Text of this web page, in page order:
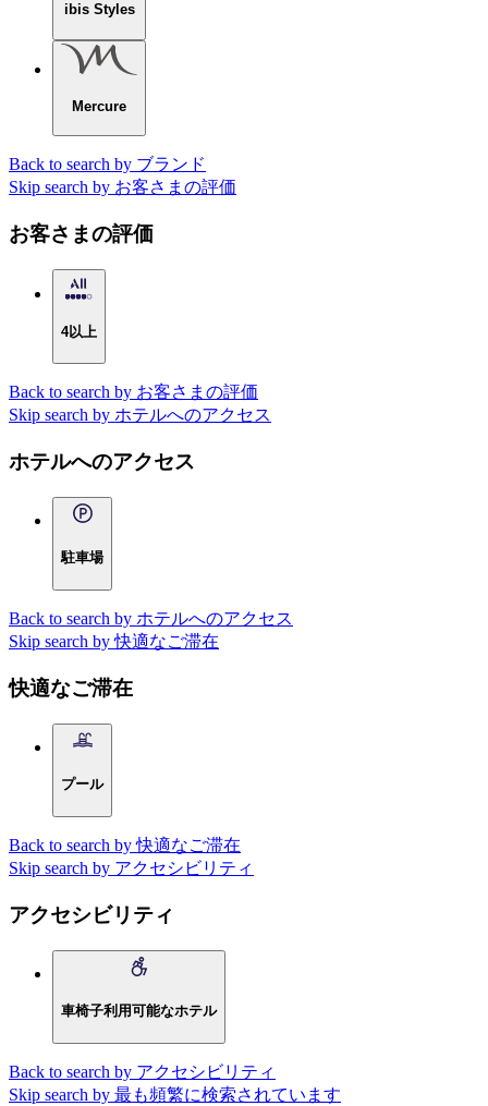
ibis Styles
Mercure
Back to search by ブランド
Skip search by お客さまの評価
お客さまの評価
4以上
Back to search by お客さまの評価
Skip search by ホテルへのアクセス
ホテルへのアクセス
駐車場
Back to search by ホテルへのアクセス
Skip search by 快適なご滞在
快適なご滞在
プール
Back to search by 快適なご滞在
Skip search by アクセシビリティ
アクセシビリティ
車椅子利用可能なホテル
Back to search by アクセシビリティ
Skip search by 最も頻繁に検索されています